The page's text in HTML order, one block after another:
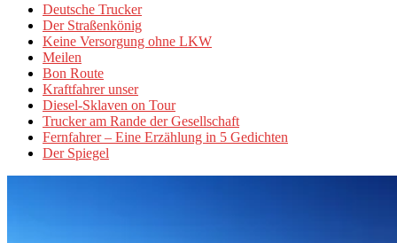
Deutsche Trucker
Der Straßenkönig
Keine Versorgung ohne LKW
Meilen
Bon Route
Kraftfahrer unser
Diesel-Sklaven on Tour
Trucker am Rande der Gesellschaft
Fernfahrer – Eine Erzählung in 5 Gedichten
Der Spiegel